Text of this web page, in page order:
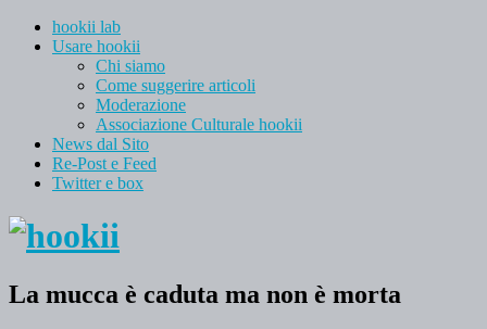
hookii lab
Usare hookii
Chi siamo
Come suggerire articoli
Moderazione
Associazione Culturale hookii
News dal Sito
Re-Post e Feed
Twitter e box
La mucca è caduta ma non è morta